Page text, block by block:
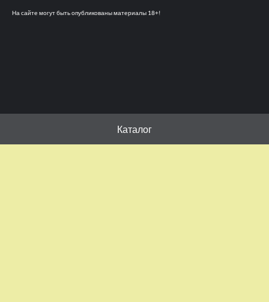
На сайте могут быть опубликованы материалы 18+!
Каталог